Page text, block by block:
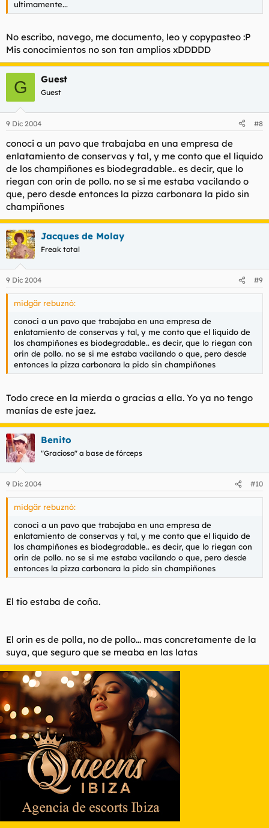
ultimamente...
No escribo, navego, me documento, leo y copypasteo :P
Mis conocimientos no son tan amplios xDDDDD
G Guest
Guest
9 Dic 2004 #8
conoci a un pavo que trabajaba en una empresa de
enlatamiento de conservas y tal, y me conto que el liquido
de los champiñones es biodegradable.. es decir, que lo
riegan con orin de pollo. no se si me estaba vacilando o
que, pero desde entonces la pizza carbonara la pido sin
champiñones
Jacques de Molay
Freak total
9 Dic 2004 #9
midgär rebuznó:
conoci a un pavo que trabajaba en una empresa de
enlatamiento de conservas y tal, y me conto que el liquido de
los champiñones es biodegradable.. es decir, que lo riegan con
orin de pollo. no se si me estaba vacilando o que, pero desde
entonces la pizza carbonara la pido sin champiñones
Todo crece en la mierda o gracias a ella. Yo ya no tengo
manías de este jaez.
Benito
"Gracioso" a base de fórceps
9 Dic 2004 #10
midgär rebuznó:
conoci a un pavo que trabajaba en una empresa de
enlatamiento de conservas y tal, y me conto que el liquido de
los champiñones es biodegradable.. es decir, que lo riegan con
orin de pollo. no se si me estaba vacilando o que, pero desde
entonces la pizza carbonara la pido sin champiñones
El tio estaba de coña.
El orin es de polla, no de pollo... mas concretamente de la
suya, que seguro que se meaba en las latas